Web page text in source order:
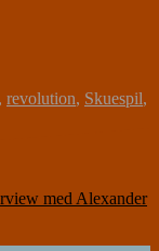
revolution, Skuespil,
med Alexander